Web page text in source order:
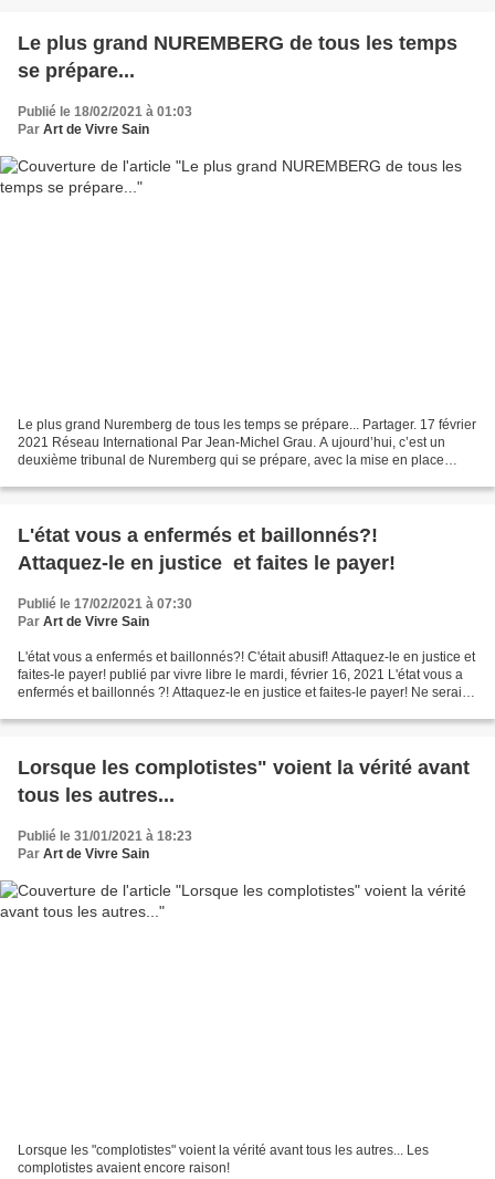
Le plus grand NUREMBERG de tous les temps
se prépare...
Publié le 18/02/2021 à 01:03
Par Art de Vivre Sain
Le plus grand Nuremberg de tous les temps se prépare... Partager. 17 février
2021 Réseau International Par Jean-Michel Grau. A ujourd’hui, c’est un
deuxième tribunal de Nuremberg qui se prépare, avec la mise en place
L'état vous a enfermés et baillonnés?!
Attaquez-le en justice et faites le payer!
Publié le 17/02/2021 à 07:30
Par Art de Vivre Sain
L'état vous a enfermés et baillonnés?! C'était abusif! Attaquez-le en justice et
faites-le payer! publié par vivre libre le mardi, février 16, 2021 L'état vous a
enfermés et baillonnés ?! Attaquez-le en justice et faites-le payer! Ne serait-
Lorsque les complotistes" voient la vérité avant
tous les autres...
Publié le 31/01/2021 à 18:23
Par Art de Vivre Sain
Lorsque les "complotistes" voient la vérité avant tous les autres... Les
complotistes avaient encore raison!